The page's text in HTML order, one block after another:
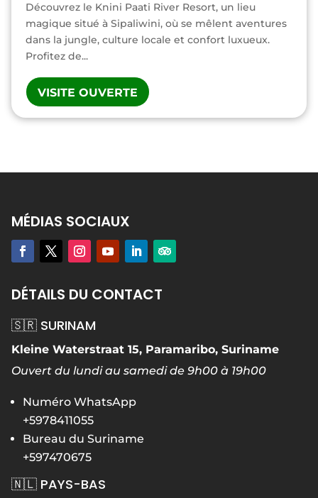
Découvrez le Knini Paati River Resort, un lieu
magique situé à Sipaliwini, où se mêlent aventures
dans la jungle, culture locale et confort luxueux.
Profitez de...
VISITE OUVERTE
MÉDIAS SOCIAUX
DÉTAILS DU CONTACT
🇸🇷 SURINAM
Kleine Waterstraat 15, Paramaribo, Suriname
Ouvert du lundi au samedi de 9h00 à 19h00
Numéro WhatsApp
+5978411055
Bureau du Suriname
+597470675
🇳🇱 PAYS-BAS